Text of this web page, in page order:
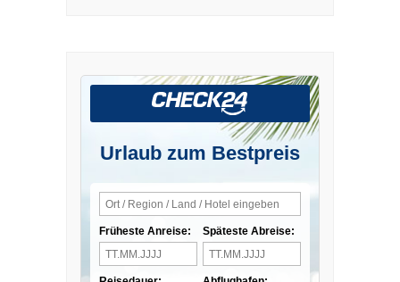
Urlaub zum Bestpreis
Früheste Anreise: Späteste Abreise: